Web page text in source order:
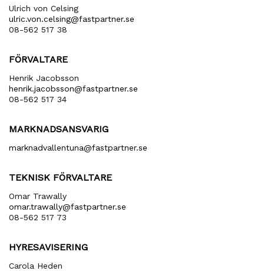
Ulrich von Celsing
ulric​.von​.celsing​@fastpartner​.se
08-562 517 38
FÖRVALTARE
Henrik Jacobsson
henrik​.jacobsson​@fastpartner​.se
08-562 517 34
MARKNADSANSVARIG
marknadvallentuna​@fastpartner​.se
TEKNISK FÖRVALTARE
Omar Trawally
omar.trawally@fastpartner.se
08-562 517 73
HYRESAVISERING
Carola Heden